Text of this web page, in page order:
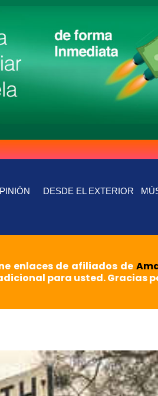
DESDE EL EXTERIOR
enlaces de afiliados de
para usted. Gracias